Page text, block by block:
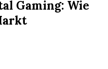
Gaming: Wie